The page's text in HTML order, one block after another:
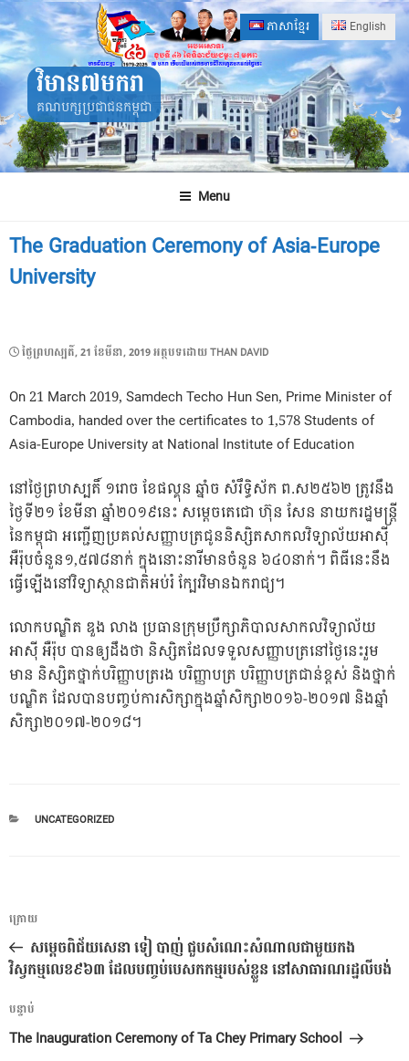
Skip
to
content
ភាសាខ្មែរ English
វិមាន៧មករា
គណបក្សប្រជាជនកម្ពុជា
Menu
The Graduation Ceremony of Asia-Europe
University
POSTED
ថ្ងៃ​ព្រហស្បតិ៍, 21 ខែ​មីនា, 2019អត្ថបទដោយTHAN DAVID
On 21 March 2019, Samdech Techo Hun Sen, Prime Minister of
Cambodia, handed over the certificates to 1,578 Students of
Asia-Europe University at National Institute of Education
នៅថ្ងៃព្រហស្បតិ៍ ១រោច ខែផល្គុន ឆ្នាំច សំរឹទ្ធិស័ក ព.ស២៥៦២ ត្រូវនឹង
ថ្ងៃទី២១ ខែមីនា ឆ្នាំ២០១៩នេះ សម្តេចតេជោ ហ៊ុន សែន នាយករដ្ឋមន្ត្រី
នៃកម្ពុជា អញ្ជើញប្រគល់សញ្ញាបត្រជូននិស្សិតសាកលវិទ្យាល័យអាស៊ី
អឺរ៉ុបចំនួន១,៥៧៨នាក់ ក្នុងនោះនារីមានចំនួន ៦៤០នាក់។ ពិធីនេះនឹង
ធ្វើឡើងនៅវិទ្យាស្ថានជាតិអប់រំ ក្បែរវិមានឯករាជ្យ។
លោកបណ្ឌិត ឌួង លាង ប្រធានក្រុមប្រឹក្សាភិបាលសាកលវិទ្យាល័យ
អាស៊ី អឺរ៉ុប បានឲ្យដឹងថា និស្សិតដែលទទួលសញ្ញាបត្រនៅថ្ងៃនេះរួម
មាន និស្សិតថ្នាក់បរិញ្ញាបត្ររង បរិញ្ញាបត្រ បរិញ្ញាបត្រជាន់ខ្ពស់ និងថ្នាក់
បណ្ឌិត ដែលបានបញ្ចប់ការសិក្សាក្នុងឆ្នាំសិក្សា២០១៦-២០១៧ និងឆ្នាំ
សិក្សា២០១៧-២០១៨។
CATEGORIES
UNCATEGORIZED
ការ​
នាំទិស​
ប្រកាស
អត្ថបទ
មុន
ក្រោយ
សម្តេចពិជ័យសេនា ទៀ បាញ់ ជួបសំណេះសំណាលជាមួយកង
វិស្វកម្មលេខ៩៦៣ ដែលបញ្ចប់បេសកកម្មរបស់ខ្លួន នៅសាធារណរដ្ឋលីបង់
អត្ថបទ
បន្ទាប់
បន្ទាប់
The Inauguration Ceremony of Ta Chey Primary School